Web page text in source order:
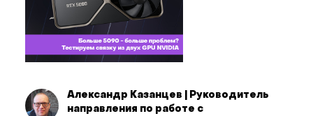
Александр Казанцев | Руководитель
направления по работе с